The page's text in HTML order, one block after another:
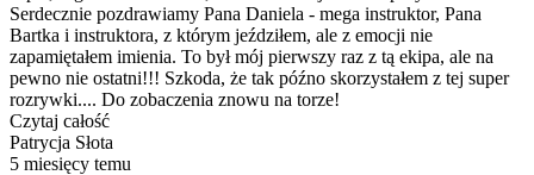
Serdecznie pozdrawiamy Pana Daniela - mega instruktor, Pana
Bartka i instruktora, z którym jeździłem, ale z emocji nie
zapamiętałem imienia. To był mój pierwszy raz z tą ekipa, ale na
pewno nie ostatni!!! Szkoda, że tak późno skorzystałem z tej super
rozrywki.... Do zobaczenia znowu na torze!
Czytaj całość
Patrycja Słota
5 miesięcy temu